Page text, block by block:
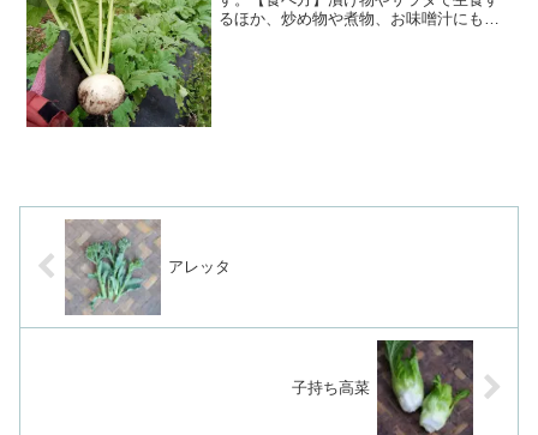
るほか、炒め物や煮物、お味噌汁にもお
アレッタ
子持ち高菜